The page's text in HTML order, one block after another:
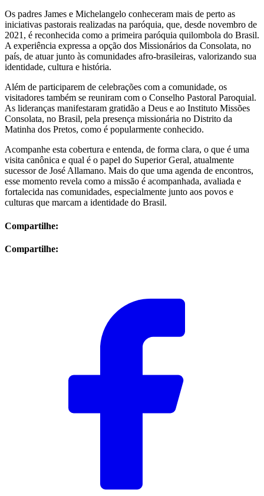
Os padres James e Michelangelo conheceram mais de perto as
iniciativas pastorais realizadas na paróquia, que, desde novembro de
2021, é reconhecida como a primeira paróquia quilombola do Brasil.
A experiência expressa a opção dos Missionários da Consolata, no
país, de atuar junto às comunidades afro-brasileiras, valorizando sua
identidade, cultura e história.
Além de participarem de celebrações com a comunidade, os
visitadores também se reuniram com o Conselho Pastoral Paroquial.
As lideranças manifestaram gratidão a Deus e ao Instituto Missões
Consolata, no Brasil, pela presença missionária no Distrito da
Matinha dos Pretos, como é popularmente conhecido.
Acompanhe esta cobertura e entenda, de forma clara, o que é uma
visita canônica e qual é o papel do Superior Geral, atualmente
sucessor de José Allamano. Mais do que uma agenda de encontros,
esse momento revela como a missão é acompanhada, avaliada e
fortalecida nas comunidades, especialmente junto aos povos e
culturas que marcam a identidade do Brasil.
Compartilhe:
Compartilhe: